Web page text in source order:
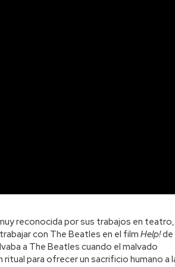
reconocida por sus trabajos en teatro,
con The Beatles en el film Help!de
a The Beatles cuando el malvado
para ofrecer un sacrificio humano a